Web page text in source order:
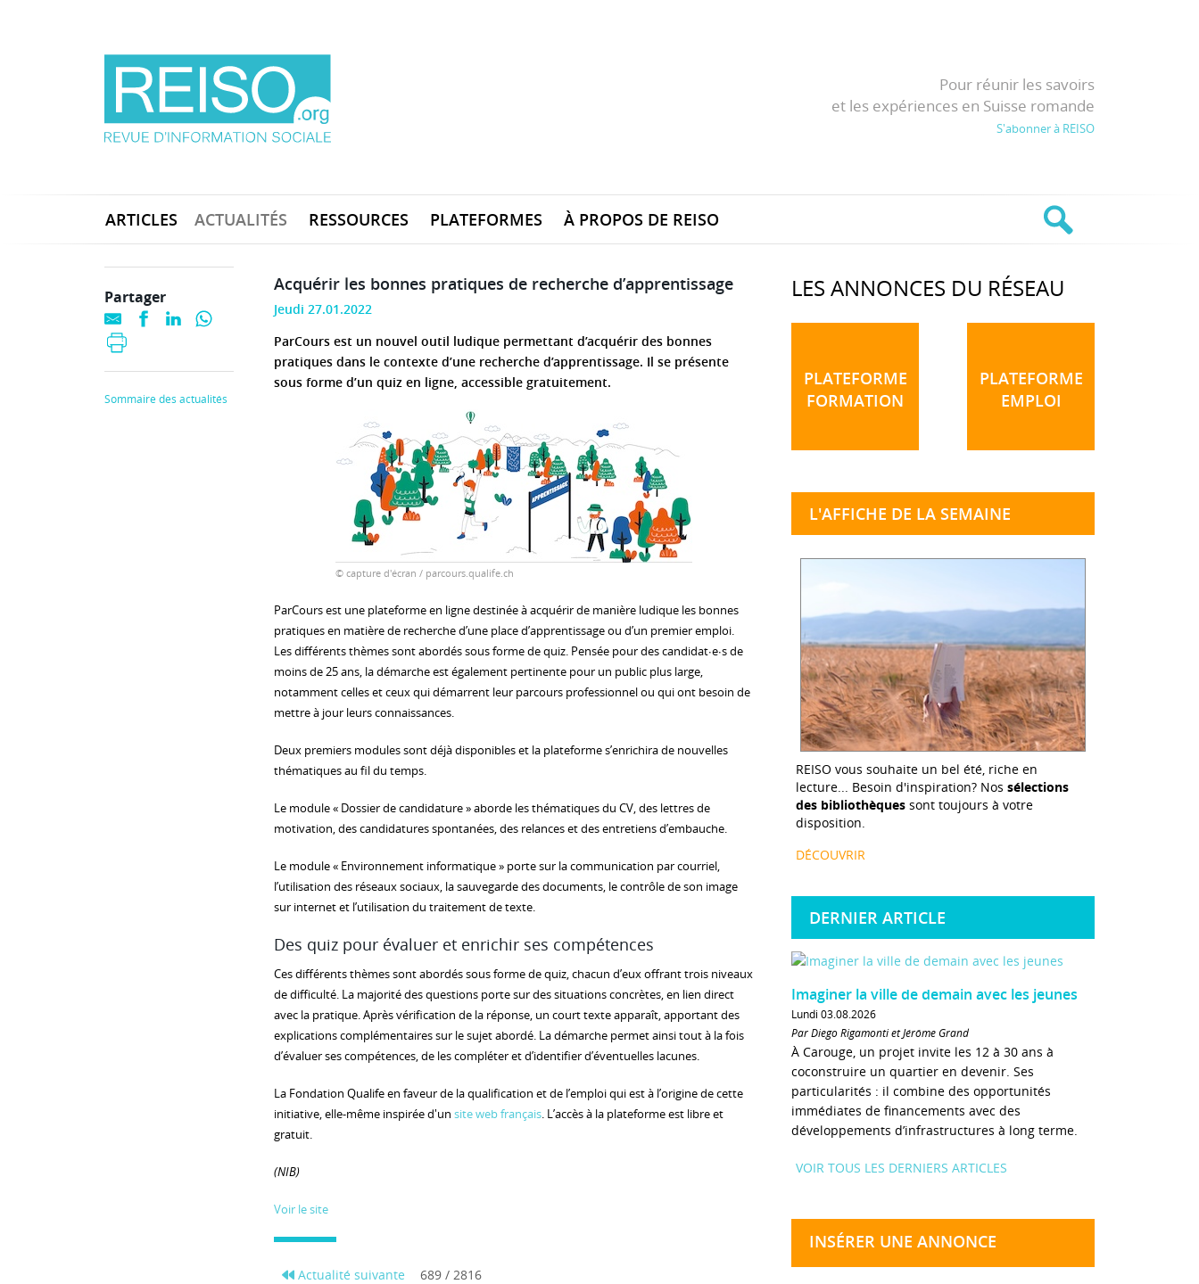
Pour réunir les savoirs
et les expériences en Suisse romande
S'abonner à REISO
ARTICLES ACTUALITÉS RESSOURCES PLATEFORMES À PROPOS DE REISO
Acquérir les bonnes pratiques de recherche d’apprentissage
Jeudi 27.01.2022
ParCours est un nouvel outil ludique permettant d’acquérir des bonnes
pratiques dans le contexte d’une recherche d’apprentissage. Il se présente
sous forme d’un quiz en ligne, accessible gratuitement.
© capture d'écran / parcours.qualife.ch
ParCours est une plateforme en ligne destinée à acquérir de manière ludique les bonnes
pratiques en matière de recherche d’une place d’apprentissage ou d’un premier emploi.
Les différents thèmes sont abordés sous forme de quiz. Pensée pour des candidat∙e∙s de
moins de 25 ans, la démarche est également pertinente pour un public plus large,
notamment celles et ceux qui démarrent leur parcours professionnel ou qui ont besoin de
mettre à jour leurs connaissances.
Deux premiers modules sont déjà disponibles et la plateforme s’enrichira de nouvelles
thématiques au fil du temps.
Le module « Dossier de candidature » aborde les thématiques du CV, des lettres de
motivation, des candidatures spontanées, des relances et des entretiens d’embauche.
Le module « Environnement informatique » porte sur la communication par courriel,
l’utilisation des réseaux sociaux, la sauvegarde des documents, le contrôle de son image
sur internet et l’utilisation du traitement de texte.
Des quiz pour évaluer et enrichir ses compétences
Ces différents thèmes sont abordés sous forme de quiz, chacun d’eux offrant trois niveaux
de difficulté. La majorité des questions porte sur des situations concrètes, en lien direct
avec la pratique. Après vérification de la réponse, un court texte apparaît, apportant des
explications complémentaires sur le sujet abordé. La démarche permet ainsi tout à la fois
d’évaluer ses compétences, de les compléter et d’identifier d’éventuelles lacunes.
La Fondation Qualife en faveur de la qualification et de l’emploi qui est à l’origine de cette
initiative, elle-même inspirée d'un site web français. L’accès à la plateforme est libre et
gratuit.
(NIB)
Voir le site
Actualité suivante
689 / 2816
Partager
Sommaire des actualités
LES ANNONCES DU RÉSEAU
PLATEFORME
FORMATION
PLATEFORME
EMPLOI
L'AFFICHE DE LA SEMAINE
REISO vous souhaite un bel été, riche en
lecture... Besoin d'inspiration? Nos sélections
des bibliothèques sont toujours à votre
disposition.
DÉCOUVRIR
DERNIER ARTICLE
Imaginer la ville de demain avec les jeunes
Lundi 03.08.2026
Par Diego Rigamonti et Jérôme Grand
À Carouge, un projet invite les 12 à 30 ans à
coconstruire un quartier en devenir. Ses
particularités : il combine des opportunités
immédiates de financements avec des
développements d’infrastructures à long terme.
VOIR TOUS LES DERNIERS ARTICLES
INSÉRER UNE ANNONCE